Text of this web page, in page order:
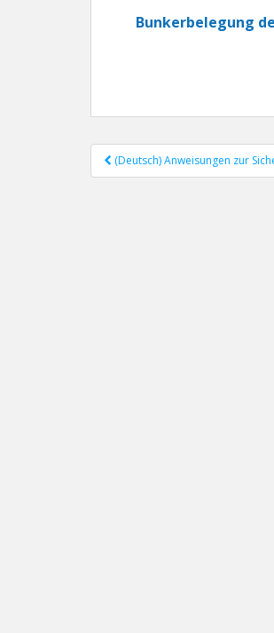
Bunkerbelegung
Post navigation
(Deutsch) Anweisungen zur